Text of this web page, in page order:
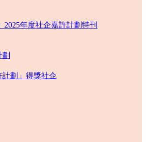
2025年度社企嘉許計劃特刊
計劃」得獎社企